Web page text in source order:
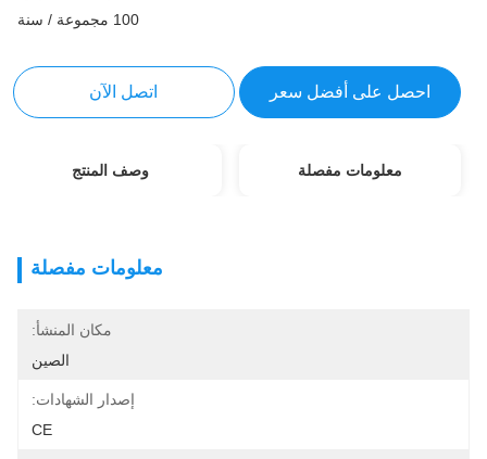
100 مجموعة / سنة
احصل على أفضل سعر اتصل الآن
معلومات مفصلة وصف المنتج
معلومات مفصلة
مكان المنشأ:
الصين
إصدار الشهادات:
CE